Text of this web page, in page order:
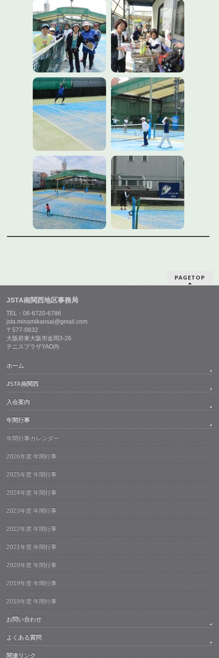
PAGETOP
JSTA南関西地区事務局
TEL：06-6720-6786
jsta.minamikansai@gmail.com
〒577-0832
大阪府東大阪市金岡3-26
テニスプラザYAO内
ホーム
JSTA南関西
入会案内
年間行事
年間行事カレンダー
2026年度 年間行事
2025年度 年間行事
2024年度 年間行事
2023年度 年間行事
2022年度 年間行事
2021年度 年間行事
2020年度 年間行事
2019年度 年間行事
2018年度 年間行事
お問い合わせ
よくある質問
関連リンク